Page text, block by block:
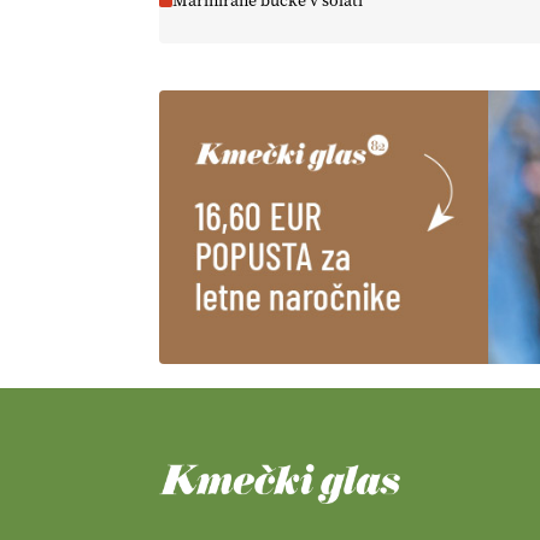
@EUAgri #imcap #cap #blog
[EKOloško = LOGIČNO
Kakovostna ekološka semena in
uspešne ekološke pridelave.
VEČ
https://t.co/OQSsax7l8V
@EUAgri #IMCAP #CAP
https://t.co/PAL0zlhVia
13.07.2026
[EKOloško = LOGIČNO ]
Na
podjetniško zgodbo.
VEČ
https://t.co/EulJoSBYMi @EUAgri